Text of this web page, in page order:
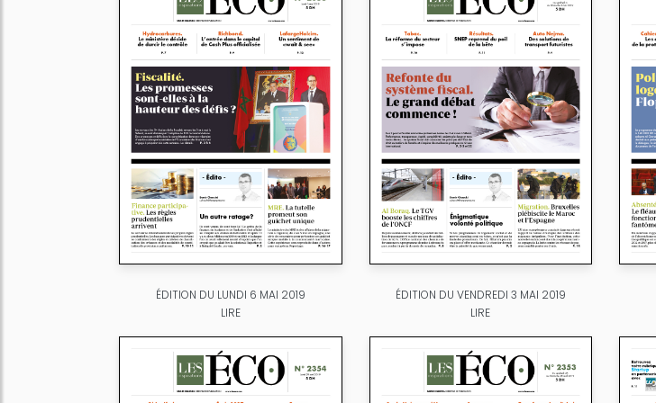
ÉDITION DU LUNDI 6 MAI 2019
LIRE
ÉDITION DU VENDREDI 3 MAI 2019
LIRE